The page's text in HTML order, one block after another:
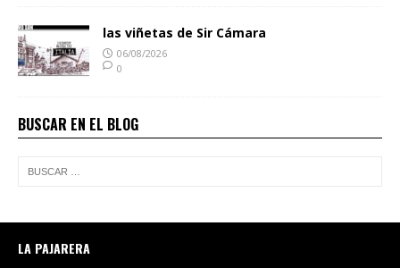
las viñetas de Sir Cámara
06/08/2026
0
BUSCAR EN EL BLOG
LA PAJARERA